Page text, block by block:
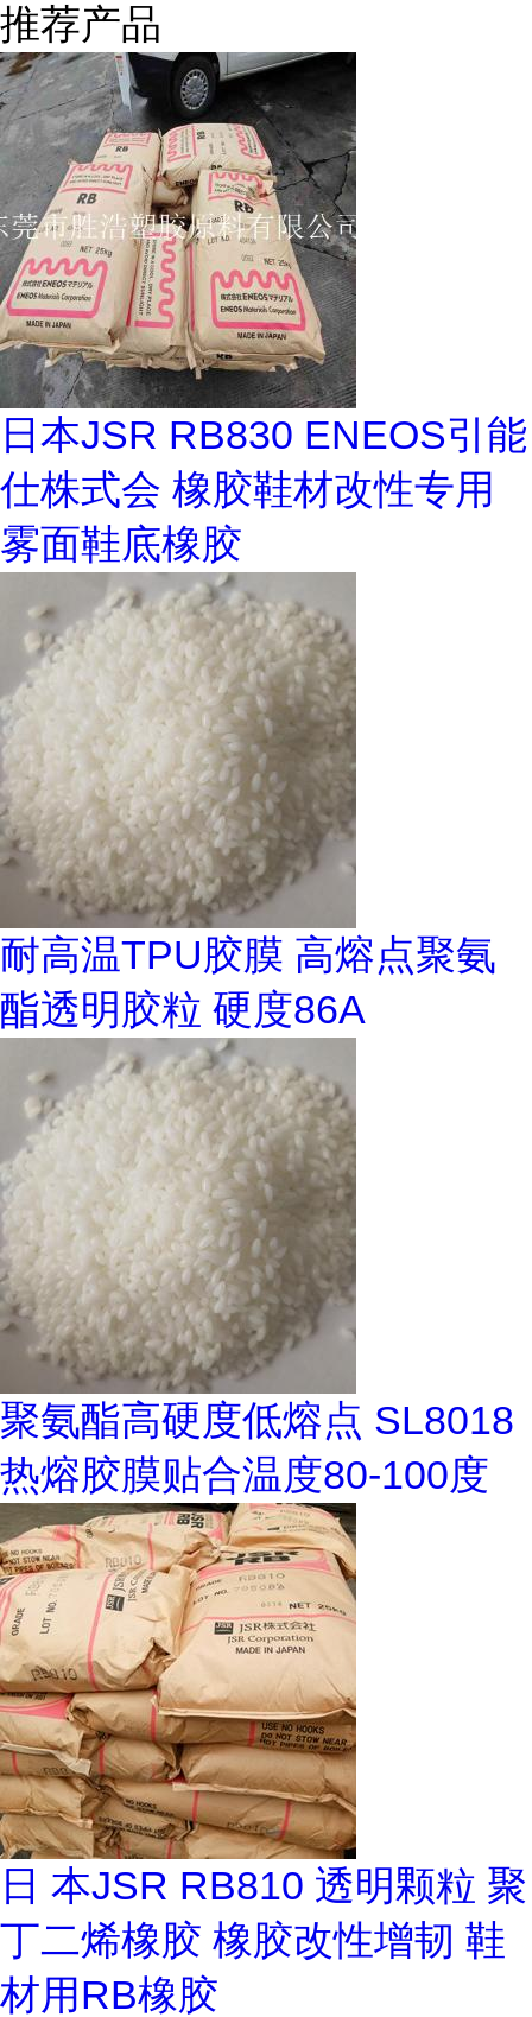
推荐产品
日本JSR RB830 ENEOS引能
仕株式会 橡胶鞋材改性专用
雾面鞋底橡胶
耐高温TPU胶膜 高熔点聚氨
酯透明胶粒 硬度86A
聚氨酯高硬度低熔点 SL8018
热熔胶膜贴合温度80-100度
日 本JSR RB810 透明颗粒 聚
丁二烯橡胶 橡胶改性增韧 鞋
材用RB橡胶